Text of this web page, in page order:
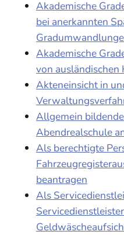
Akademische
bei anerkannten
Akademische
von ausländischen
Akteneinsicht in
Allgemein
Abendrealschule
Als berechtigte
beantragen
Als